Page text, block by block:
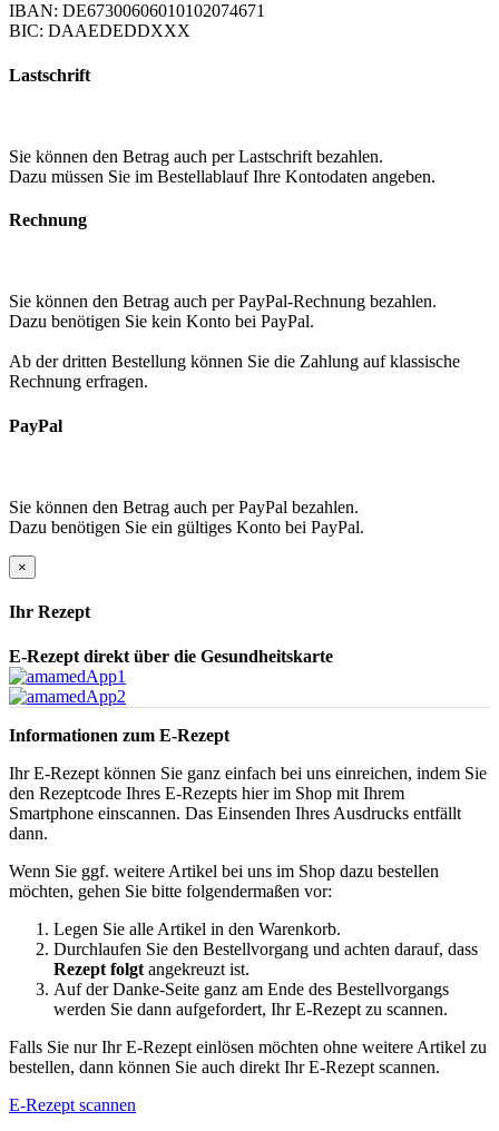
IBAN: DE67300606010102074671
BIC: DAAEDEDDXXX
Lastschrift
Sie können den Betrag auch per Lastschrift bezahlen.
Dazu müssen Sie im Bestellablauf Ihre Kontodaten angeben.
Rechnung
Sie können den Betrag auch per PayPal-Rechnung bezahlen.
Dazu benötigen Sie kein Konto bei PayPal.
Ab der dritten Bestellung können Sie die Zahlung auf klassische
Rechnung erfragen.
PayPal
Sie können den Betrag auch per PayPal bezahlen.
Dazu benötigen Sie ein gültiges Konto bei PayPal.
×
Ihr Rezept
E-Rezept direkt über die Gesundheitskarte
Informationen zum E-Rezept
Ihr E-Rezept können Sie ganz einfach bei uns einreichen, indem Sie
den Rezeptcode Ihres E-Rezepts hier im Shop mit Ihrem
Smartphone einscannen. Das Einsenden Ihres Ausdrucks entfällt
dann.
Wenn Sie ggf. weitere Artikel bei uns im Shop dazu bestellen
möchten, gehen Sie bitte folgendermaßen vor:
Legen Sie alle Artikel in den Warenkorb.
Durchlaufen Sie den Bestellvorgang und achten darauf, dass
Rezept folgt angekreuzt ist.
Auf der Danke-Seite ganz am Ende des Bestellvorgangs
werden Sie dann aufgefordert, Ihr E-Rezept zu scannen.
Falls Sie nur Ihr E-Rezept einlösen möchten ohne weitere Artikel zu
bestellen, dann können Sie auch direkt Ihr E-Rezept scannen.
E-Rezept scannen